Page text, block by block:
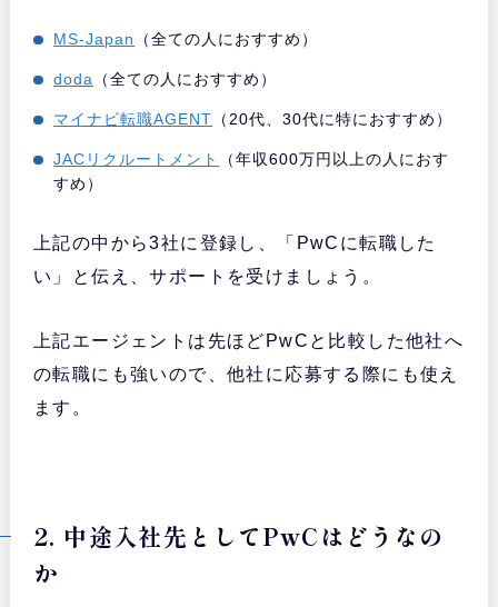
MS-Japan （全ての人におすすめ）
doda （全ての人におすすめ）
マイナビ転職AGENT （20代、30代に特におすすめ）
JACリクルートメント
（年収600万円以上の人におす
すめ）
上記の中から3社に登録し、「PwCに転職した
い」と伝え、サポートを受けましょう。
上記エージェントは先ほどPwCと比較した他社へ
の転職にも強いので、他社に応募する際にも使え
ます。
2. 中途入社先としてPwCはどうなの
か